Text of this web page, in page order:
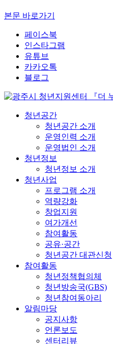
본문 바로가기
페이스북
인스타그램
유튜브
카카오톡
블로그
청년공간
청년공간 소개
운영인력 소개
운영법인 소개
청년정보
청년정보 소개
청년사업
프로그램 소개
역량강화
창업지원
여가개선
참여활동
공유·공간
청년공간 대관신청
참여활동
청년정책협의체
청년방송국(GBS)
청년참여동아리
알림마당
공지사항
언론보도
센터리뷰